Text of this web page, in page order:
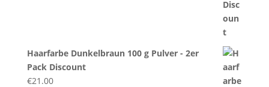
Haarfarbe Dunkelbraun 100 g Pulver - 2er
Pack Discount
€21.00